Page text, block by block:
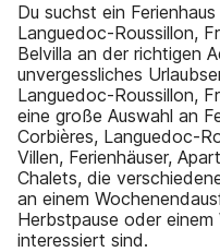
Du suchst ein
Languedoc-Roussillon,
Belvilla an der richtigen
unvergessliches
Languedoc-Roussillon,
eine große Auswahl an
Corbières, Languedoc-
Villen, Ferienhäuser,
Chalets, die
an einem
Herbstpause oder
interessiert sind.